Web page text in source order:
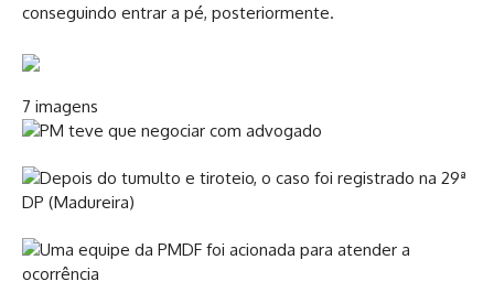
conseguindo entrar a pé, posteriormente.
7 imagens